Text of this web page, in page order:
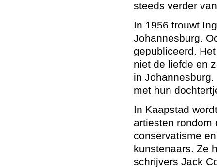
steeds verder
In 1956 trouwt
Johannesburg.
gepubliceerd.
niet de liefde en
in
met hun
In Kaapstad
artiesten rondom
conservatisme
kunstenaars. Ze
schrijvers Jack